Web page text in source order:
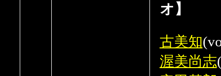
オ】
古美知
渥美尚志